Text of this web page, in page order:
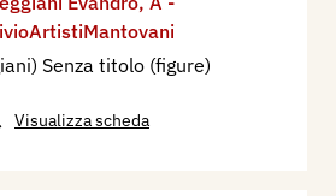
Senza titolo (figure)
Visualizza scheda